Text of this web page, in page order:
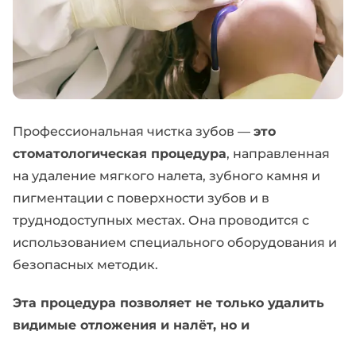
Профессиональная чистка зубов — это
стоматологическая процедура, направленная
на удаление мягкого налета, зубного камня и
пигментации с поверхности зубов и в
труднодоступных местах. Она проводится с
использованием специального оборудования и
безопасных методик.
Эта процедура позволяет не только удалить
видимые отложения и налёт, но и